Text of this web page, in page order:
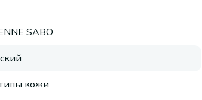
SABO
кожи